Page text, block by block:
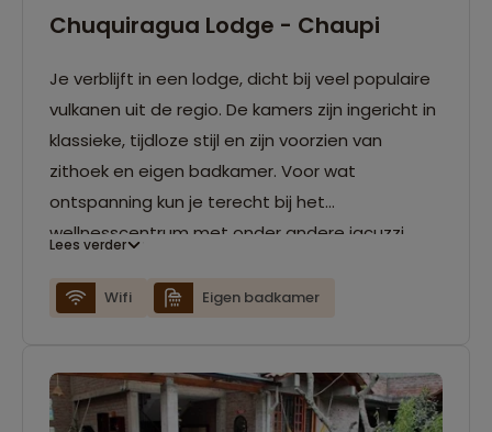
Chuquiragua Lodge - Chaupi
Je verblijft in een lodge, dicht bij veel populaire
vulkanen uit de regio. De kamers zijn ingericht in
klassieke, tijdloze stijl en zijn voorzien van
zithoek en eigen badkamer. Voor wat
ontspanning kun je terecht bij het
wellnesscentrum met onder andere jacuzzi,
organiseert ook een aantal activiteiten zoals
Lees verder
Wifi Eigen badkamer